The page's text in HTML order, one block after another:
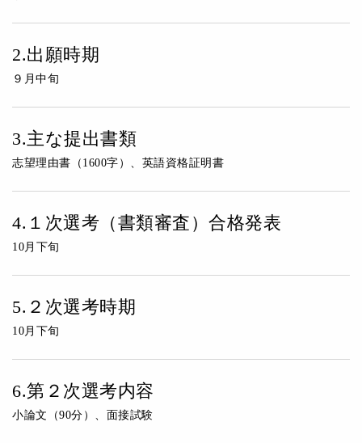
2.出願時期
９月中旬
3.主な提出書類
志望理由書（1600字）、英語資格証明書
4.１次選考（書類審査）合格発表
10月下旬
5.２次選考時期
10月下旬
6.第２次選考内容
小論文（90分）、面接試験